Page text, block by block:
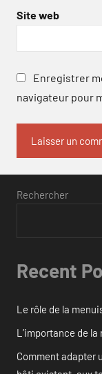
Site web
Enregistrer
navigateur pour
Rechercher
Recent
Le rôle de la
L’importance de
Comment adapter